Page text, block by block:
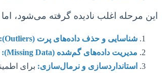
این مرحله اغلب نادیده گرفته می‌شود،
شناسایی و حذف داده‌های پرت (Outliers):
مدیریت داده‌های گم‌شده (Missing Data):
استانداردسازی و نرمال‌سازی: برای